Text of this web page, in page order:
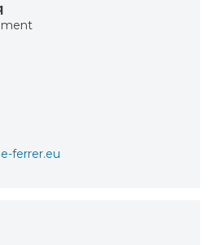
ferrer.eu